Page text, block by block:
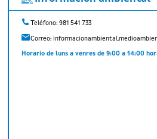
Teléfono: 981 541 733
Correo:
Horario de luns a venres de 9:00 a 14:00